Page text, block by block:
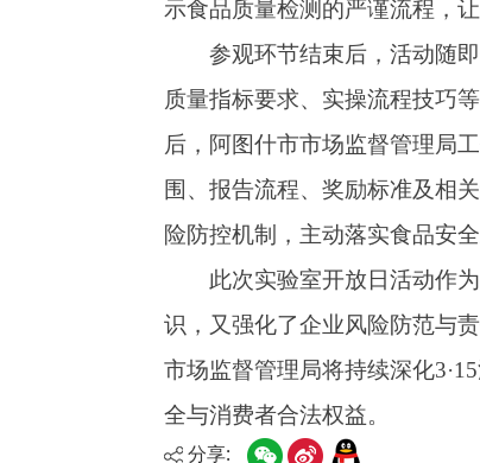
险防控机制，主动落实食品安全主体责任
此次实验室开放日活动作为3·15系
全与消费者合法权益。
分享: